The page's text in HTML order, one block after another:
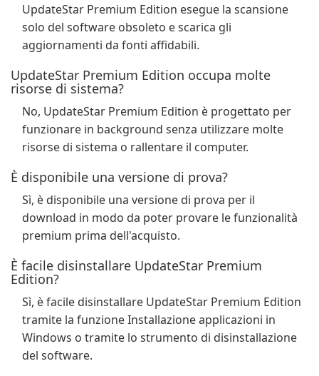
UpdateStar Premium Edition esegue la scansione
solo del software obsoleto e scarica gli
aggiornamenti da fonti affidabili.
UpdateStar Premium Edition occupa molte
risorse di sistema?
No, UpdateStar Premium Edition è progettato per
funzionare in background senza utilizzare molte
risorse di sistema o rallentare il computer.
È disponibile una versione di prova?
Sì, è disponibile una versione di prova per il
download in modo da poter provare le funzionalità
premium prima dell'acquisto.
È facile disinstallare UpdateStar Premium
Edition?
Sì, è facile disinstallare UpdateStar Premium Edition
tramite la funzione Installazione applicazioni in
Windows o tramite lo strumento di disinstallazione
del software.